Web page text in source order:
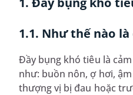
1.1. Như thế nào
Đầy bụng khó tiêu là
như: buồn nôn, ợ hơi,
thượng vị bị đau hoặc